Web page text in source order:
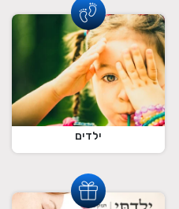
ילדים